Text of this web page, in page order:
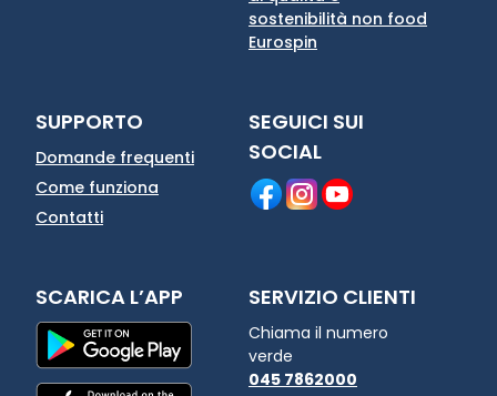
sostenibilità non food
Eurospin
SUPPORTO
Domande frequenti
Come funziona
Contatti
SEGUICI SUI
SOCIAL
SCARICA L’APP SERVIZIO CLIENTI
Chiama il numero
verde
045 7862000